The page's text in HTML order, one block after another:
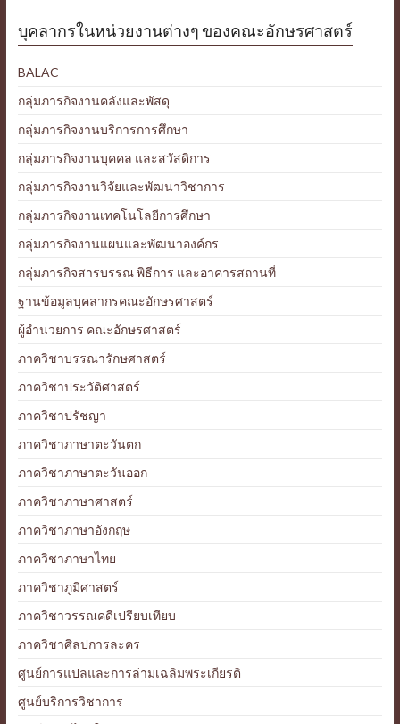
บุคลากรในหน่วยงานต่างๆ ของคณะอักษรศาสตร์
BALAC
กลุ่มภารกิจงานคลังและพัสดุ
กลุ่มภารกิจงานบริการการศึกษา
กลุ่มภารกิจงานบุคคล และสวัสดิการ
กลุ่มภารกิจงานวิจัยและพัฒนาวิชาการ
กลุ่มภารกิจงานเทคโนโลยีการศึกษา
กลุ่มภารกิจงานแผนและพัฒนาองค์กร
กลุ่มภารกิจสารบรรณ พิธีการ และอาคารสถานที่
ฐานข้อมูลบุคลากรคณะอักษรศาสตร์
ผู้อำนวยการ คณะอักษรศาสตร์
ภาควิชาบรรณารักษศาสตร์
ภาควิชาประวัติศาสตร์
ภาควิชาปรัชญา
ภาควิชาภาษาตะวันตก
ภาควิชาภาษาตะวันออก
ภาควิชาภาษาศาสตร์
ภาควิชาภาษาอังกฤษ
ภาควิชาภาษาไทย
ภาควิชาภูมิศาสตร์
ภาควิชาวรรณคดีเปรียบเทียบ
ภาควิชาศิลปการละคร
ศูนย์การแปลและการล่ามเฉลิมพระเกียรติ
ศูนย์บริการวิชาการ